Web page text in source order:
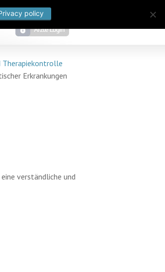
Therapiekontrolle
Erkrankungen
verständliche und
policy